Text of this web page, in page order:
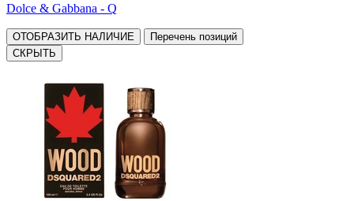
Dolce & Gabbana - Q
ОТОБРАЗИТЬ НАЛИЧИЕ
Перечень позиций
СКРЫТЬ